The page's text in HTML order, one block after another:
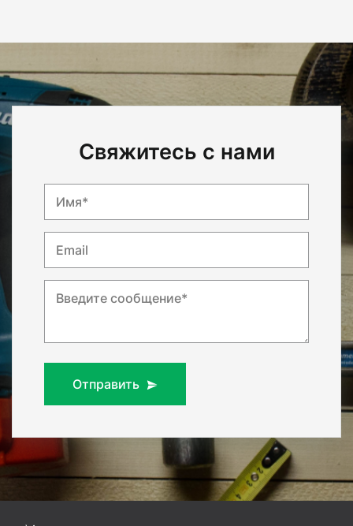
Свяжитесь с нами
Имя*
Email
Введите сообщение*
Отправить